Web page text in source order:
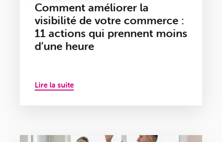
Comment améliorer la
visibilité de votre commerce :
11 actions qui prennent moins
d’une heure
Lire la suite